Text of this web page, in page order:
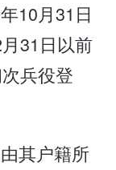
10月31日
31日以前
兵役登
其户籍所